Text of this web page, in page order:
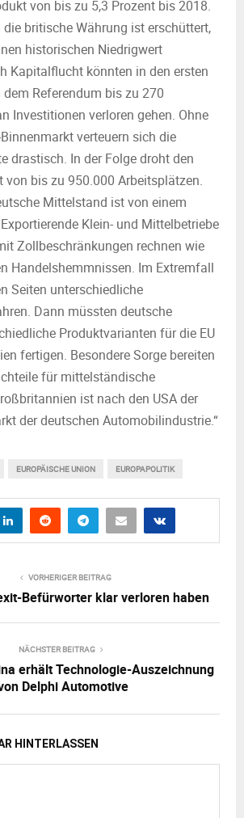
von bis zu 5,3 Prozent bis 2018.
die britische Währung ist erschüttert,
historischen Niedrigwert
Kapitalflucht könnten in den ersten
Referendum bis zu 270
Investitionen verloren gehen. Ohne
verteuern sich die
drastisch. In der Folge droht den
von bis zu 950.000 Arbeitsplätzen.
Mittelstand ist von einem
Klein- und Mittelbetriebe
Zollbeschränkungen rechnen wie
Handelshemmnissen. Im Extremfall
Seiten unterschiedliche
Dann müssten deutsche
Produktvarianten für die EU
fertigen. Besondere Sorge bereiten
für mittelständische
ist nach den USA der
der deutschen Automobilindustrie.“
EUROPÄISCHE UNION EUROPAPOLITIK
VORHERIGER BEITRAG
Befürworter klar verloren haben
NÄCHSTER BEITRAG
erhält Technologie-Auszeichnung
Delphi Automotive
HINTERLASSEN